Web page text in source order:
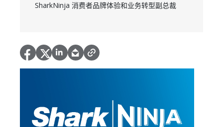
SharkNinja 消费者品牌体验和业务转型副总裁